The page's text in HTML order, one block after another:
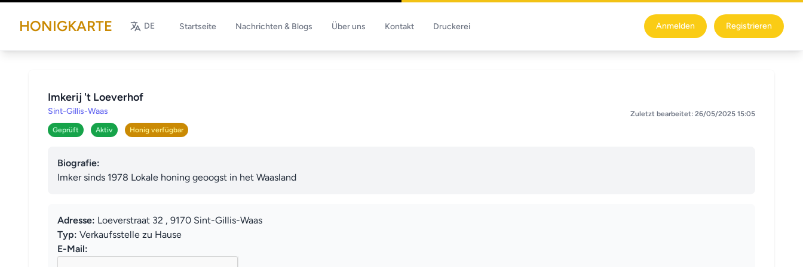
HONIGKARTE DE Startseite Nachrichten & Blogs Über uns Kontakt Druckerei Anmelden Registrieren
Imkerij 't Loeverhof
Sint-Gillis-Waas
Geprüft Aktiv Honig verfügbar
Zuletzt bearbeitet: 26/05/2025 15:05
Biografie:
Imker sinds 1978 Lokale honing geoogst in het Waasland
Adresse: Loeverstraat 32 , 9170 Sint-Gillis-Waas
Typ: Verkaufsstelle zu Hause
E-Mail: